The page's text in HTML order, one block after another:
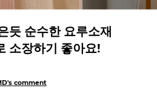
듯 순수한 요루소재
소장하기 좋아요!
comment